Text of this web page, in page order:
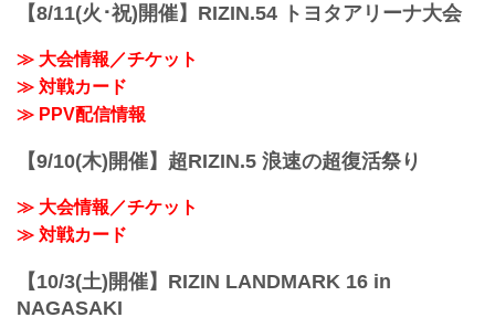
第6試合／新井丈 vs. ヒロヤ10
【8/11(火･祝)開催】RIZIN.54 トヨタアリーナ大会
≫ 大会情報／チケット
≫ 対戦カード
≫ PPV配信情報
【9/10(木)開催】超RIZIN.5 浪速の超復活祭り
≫ 大会情報／チケット
≫ 対戦カード
【10/3(土)開催】RIZIN LANDMARK 16 in
NAGASAKI